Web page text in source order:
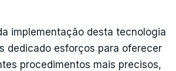
implementação desta tecnologia
dedicado esforços para oferecer
procedimentos mais precisos,